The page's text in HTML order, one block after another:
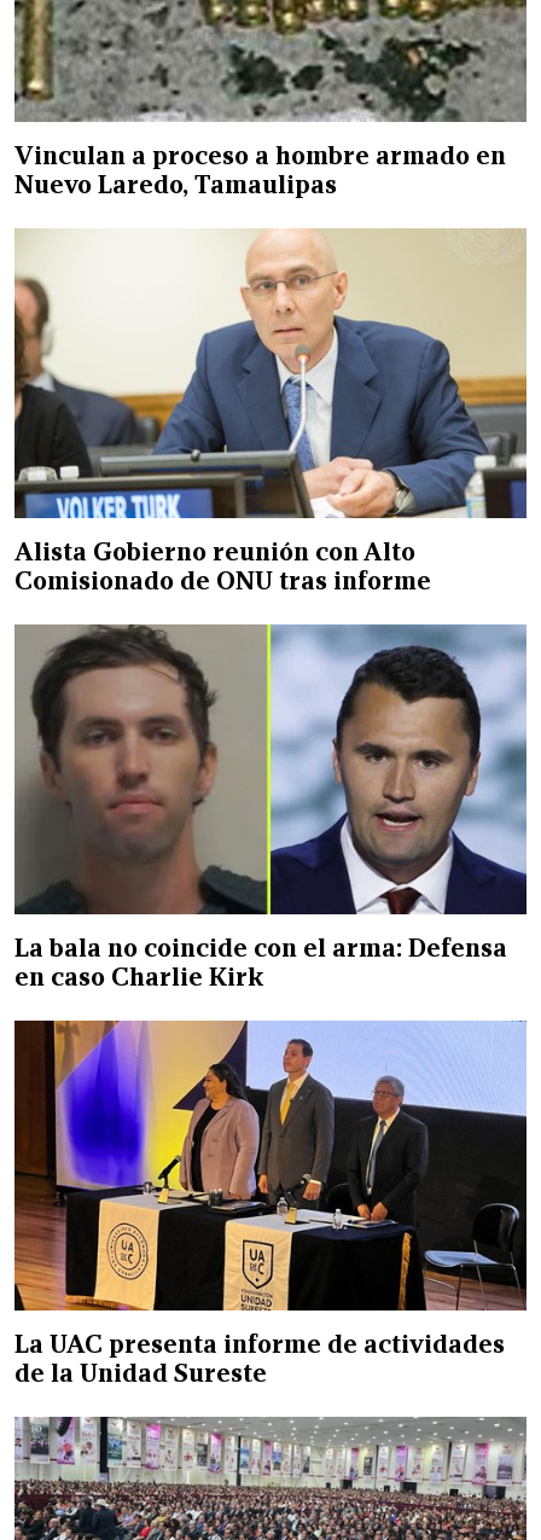
Vinculan a proceso a hombre armado en
Nuevo Laredo, Tamaulipas
Alista Gobierno reunión con Alto
Comisionado de ONU tras informe
La bala no coincide con el arma: Defensa
en caso Charlie Kirk
La UAC presenta informe de actividades
de la Unidad Sureste